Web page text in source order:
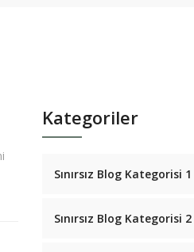
Kategoriler
Sınırsız Blog Kategorisi 1
Sınırsız Blog Kategorisi 2